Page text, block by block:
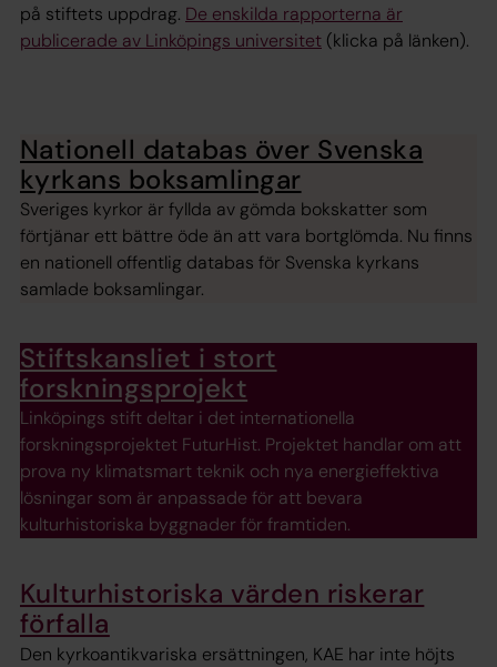
på stiftets uppdrag. De enskilda rapporterna är
publicerade av Linköpings universitet (klicka på länken).
Nationell databas över Svenska
kyrkans boksamlingar
Sveriges kyrkor är fyllda av gömda bokskatter som
förtjänar ett bättre öde än att vara bortglömda. Nu finns
en nationell offentlig databas för Svenska kyrkans
samlade boksamlingar.
Stiftskansliet i stort
forskningsprojekt
Linköpings stift deltar i det internationella
forskningsprojektet FuturHist. Projektet handlar om att
prova ny klimatsmart teknik och nya energieffektiva
lösningar som är anpassade för att bevara
kulturhistoriska byggnader för framtiden.
Kulturhistoriska värden riskerar
förfalla
Den kyrkoantikvariska ersättningen, KAE har inte höjts